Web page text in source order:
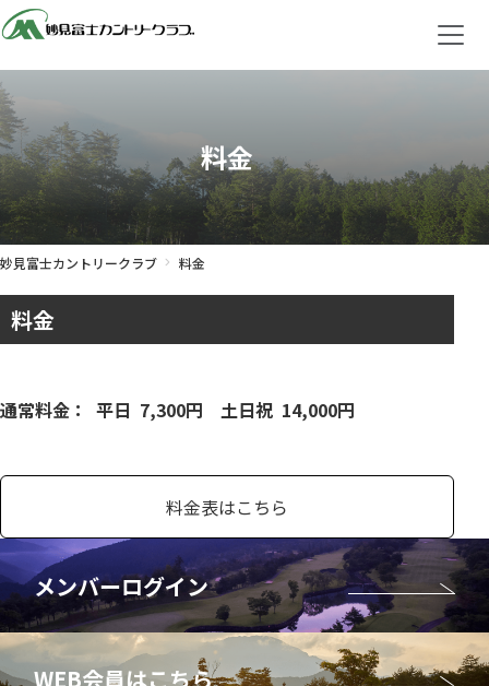
料金
妙見富士カントリークラブ 料金
料金
通常料金： 平日 7,300円 土日祝 14,000円
料金表はこちら